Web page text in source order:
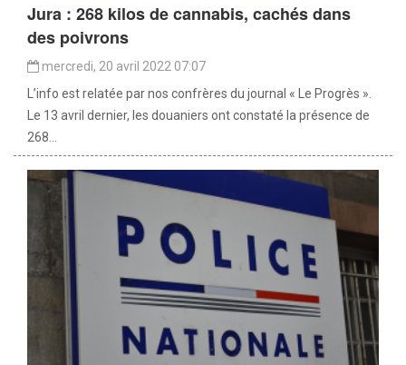
Jura : 268 kilos de cannabis, cachés dans
des poivrons
mercredi, 20 avril 2022 07:07
L’info est relatée par nos confrères du journal « Le Progrès ».
Le 13 avril dernier, les douaniers ont constaté la présence de
268...